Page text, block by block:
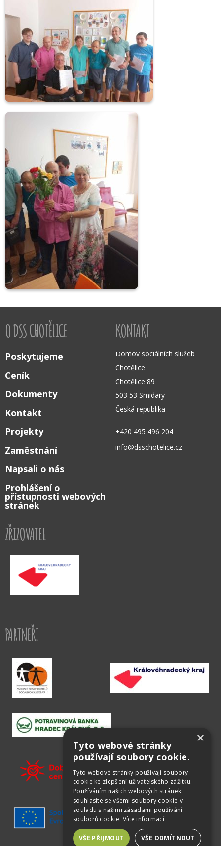
O DSS CHOTĚLICE
Poskytujeme
Ceník
Dokumenty
Kontakt
Projekty
Zaměstnání
Napsali o nás
Prohlášení o
přístupnosti webových
stránek
KONTAKT
Domov sociálních služeb
Chotělice
Chotělice 89
503 53 Smidary
Česká republika
+420 495 496 204
info@dsschotelice.cz
ZŘIZOVATEL
PARTNEŘI
×
Tyto webové stránky
používají soubory cookie.
Tyto webové stránky používají soubory
cookie ke zlepšení uživatelského zážitku.
Používáním našich webových stránek
souhlasíte se všemi soubory cookie v
souladu s našimi zásadami používání
souborů cookie. Více informací
VŠE PŘIJMOUT VŠE ODMÍTNOUT